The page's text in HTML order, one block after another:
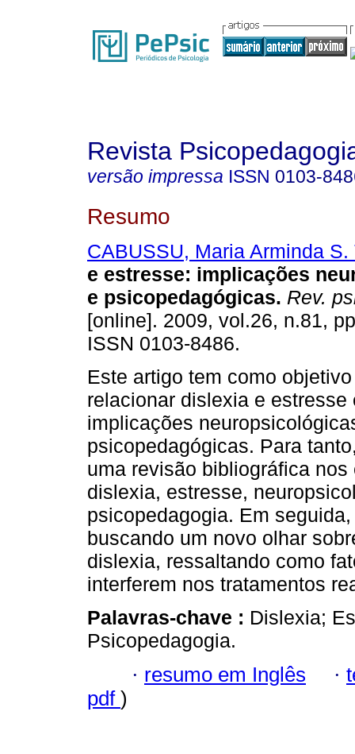
Revista
versão impressa ISSN 0103-
Resumo
CABUSSU, Maria Arminda S.
e estresse: implicações
e psicopedagógicas. Rev.
[online]. 2009, vol.26, n.81,
ISSN 0103-8486.
Este artigo tem como
relacionar dislexia e estresse
implicações
psicopedagógicas. Para
uma revisão bibliográfica nos
dislexia, estresse,
psicopedagogia. Em
buscando um novo olhar
dislexia, ressaltando como
interferem nos tratamentos
Palavras-chave : Dislexia;
Psicopedagogia.
· resumo em Inglês ·
pdf )